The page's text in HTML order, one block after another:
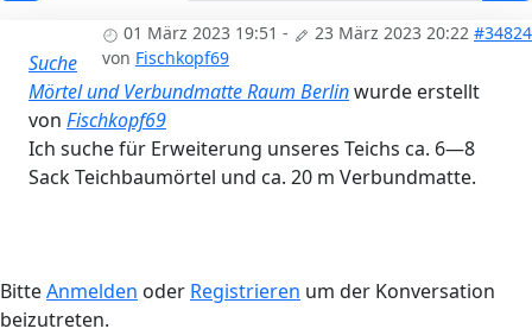
01 März 2023 19:51 - 23 März 2023 20:22 #34824
von Fischkopf69
Suche
Mörtel und Verbundmatte Raum Berlinwurde erstellt
von Fischkopf69
Ich suche für Erweiterung unseres Teichs ca. 6—8
Sack Teichbaumörtel und ca. 20 m Verbundmatte.
BitteAnmelden oder Registrieren um der Konversation
beizutreten.